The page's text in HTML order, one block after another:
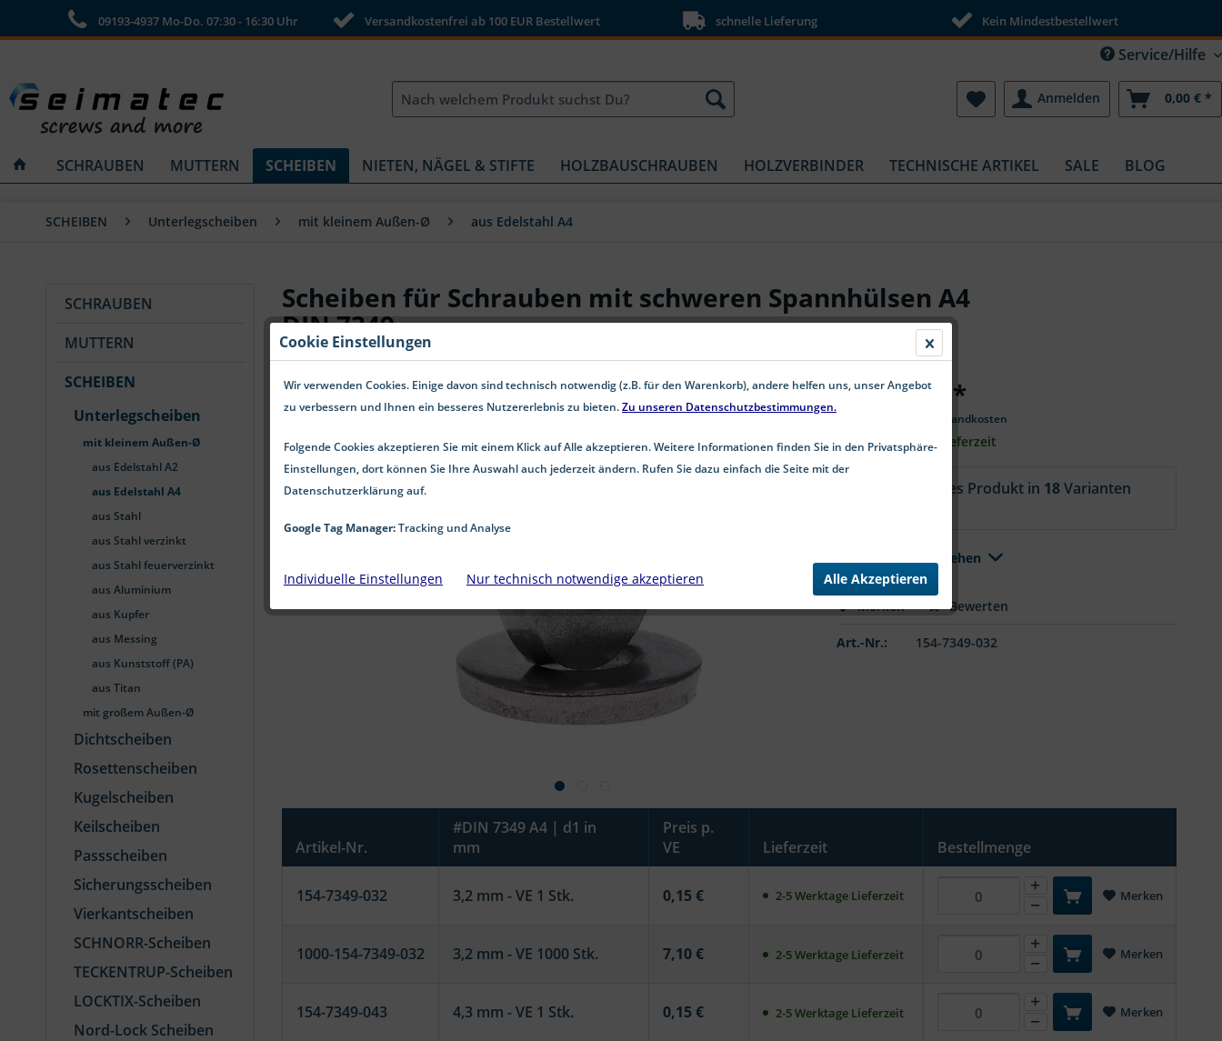
09193-4937 Mo-Do. 07:30 - 16:30 Uhr Versandkostenfrei ab 100 EUR Bestellwert schnelle Lieferung Kein Mindestbestellwert
Service/Hilfe
Anmelden 0,00 € *
SCHRAUBEN MUTTERN SCHEIBEN NIETEN, NÄGEL & STIFTE HOLZBAUSCHRAUBEN HOLZVERBINDER TECHNISCHE ARTIKEL SALE BLOG
SCHEIBEN Unterlegscheiben mit kleinem Außen-Ø aus Edelstahl A4
SCHRAUBEN
MUTTERN
SCHEIBEN
Unterlegscheiben
mit kleinem Außen-Ø
aus Edelstahl A2
aus Edelstahl A4
aus Stahl
aus Stahl verzinkt
aus Stahl feuerverzinkt
aus Aluminium
aus Kupfer
aus Messing
aus Kunststoff (PA)
aus Titan
mit großem Außen-Ø
Dichtscheiben
Rosettenscheiben
Kugelscheiben
Keilscheiben
Passscheiben
Sicherungsscheiben
Vierkantscheiben
SCHNORR-Scheiben
TECKENTRUP-Scheiben
LOCKTIX-Scheiben
Nord-Lock Scheiben
Scheiben für Schrauben mit schweren Spannhülsen A4
DIN 7349
ab 0,15 € *
zzgl. Versandkosten
2-5 Werktage Lieferzeit
Aktuell ist dieses Produkt in 18Varianten
Alle Varianten ansehen
Merken Bewerten
Art.-Nr.: 154-7349-032
Artikel-Nr.
#DIN 7349 A4 | d1 in
mm
Preis p.
VE
Lieferzeit Bestellmenge
154-7349-032 3,2 mm - VE 1 Stk. 0,15 € 2-5 Werktage Lieferzeit Merken
1000-154-7349-032 3,2 mm - VE 1000 Stk. 7,10 € 2-5 Werktage Lieferzeit Merken
154-7349-043 4,3 mm - VE 1 Stk. 0,15 € 2-5 Werktage Lieferzeit Merken
Cookie Einstellungen
Wir verwenden Cookies. Einige davon sind technisch notwendig (z.B. für den Warenkorb), andere helfen uns, unser Angebot
zu verbessern und Ihnen ein besseres Nutzererlebnis zu bieten.Zu unseren Datenschutzbestimmungen.
Folgende Cookies akzeptieren Sie mit einem Klick auf Alle akzeptieren. Weitere Informationen finden Sie in den Privatsphäre-
Einstellungen, dort können Sie Ihre Auswahl auch jederzeit ändern. Rufen Sie dazu einfach die Seite mit der
Datenschutzerklärung auf.
Google Tag Manager:Tracking und Analyse
Individuelle Einstellungen Nur technisch notwendige akzeptieren Alle Akzeptieren